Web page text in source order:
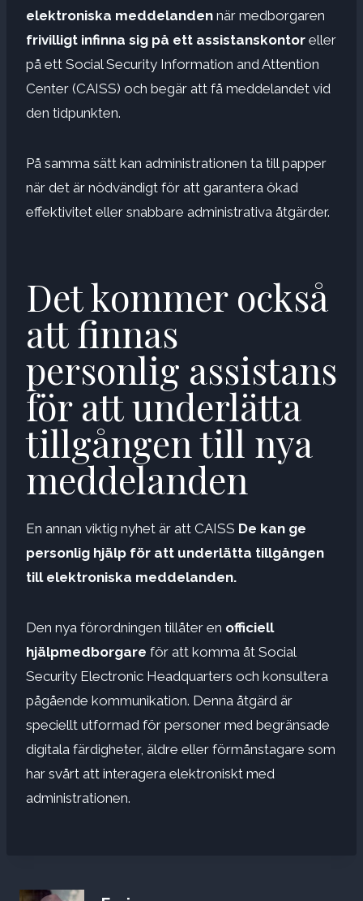
elektroniska meddelanden när medborgaren
frivilligt infinna sig på ett assistanskontor eller
på ett Social Security Information and Attention
Center (CAISS) och begär att få meddelandet vid
den tidpunkten.
På samma sätt kan administrationen ta till papper
när det är nödvändigt för att garantera ökad
effektivitet eller snabbare administrativa åtgärder.
Det kommer också
att finnas
personlig assistans
för att underlätta
tillgången till nya
meddelanden
En annan viktig nyhet är att CAISS De kan ge
personlig hjälp för att underlätta tillgången
till elektroniska meddelanden.
Den nya förordningen tillåter en officiell
hjälpmedborgare för att komma åt Social
Security Electronic Headquarters och konsultera
pågående kommunikation. Denna åtgärd är
speciellt utformad för personer med begränsade
digitala färdigheter, äldre eller förmånstagare som
har svårt att interagera elektroniskt med
administrationen.